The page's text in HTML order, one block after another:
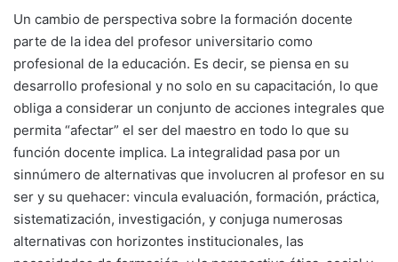
Un cambio de perspectiva sobre la formación docente
parte de la idea del profesor universitario como
profesional de la educación. Es decir, se piensa en su
desarrollo profesional y no solo en su capacitación, lo que
obliga a considerar un conjunto de acciones integrales que
permita “afectar” el ser del maestro en todo lo que su
función docente implica. La integralidad pasa por un
sinnúmero de alternativas que involucren al profesor en su
ser y su quehacer: vincula evaluación, formación, práctica,
sistematización, investigación, y conjuga numerosas
alternativas con horizontes institucionales, las